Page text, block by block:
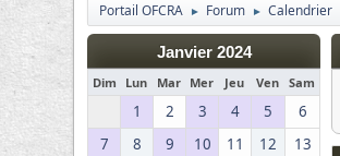
Portail OFCRA ► Forum ► Calendrier
Janvier 2024
Dim Lun Mar Mer Jeu Ven Sam
1 2 3 4 5
6
7
8 9 10 11 12
13